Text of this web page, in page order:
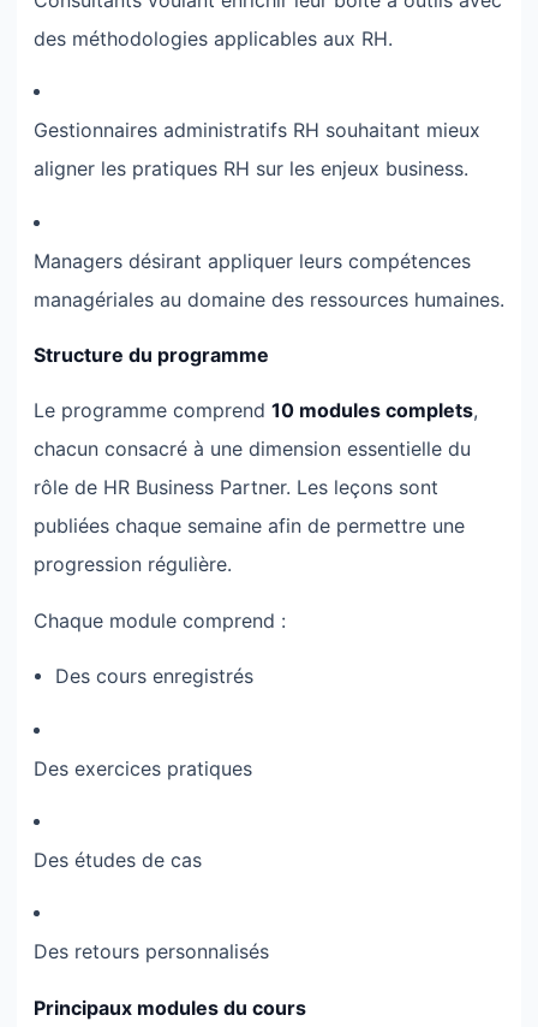
des méthodologies applicables aux RH.
Gestionnaires administratifs RH souhaitant mieux
aligner les pratiques RH sur les enjeux business.
Managers désirant appliquer leurs compétences
managériales au domaine des ressources humaines.
Structure du programme
Le programme comprend 10 modules complets,
chacun consacré à une dimension essentielle du
rôle de HR Business Partner. Les leçons sont
publiées chaque semaine afin de permettre une
progression régulière.
Chaque module comprend :
Des cours enregistrés
Des exercices pratiques
Des études de cas
Des retours personnalisés
Principaux modules du cours